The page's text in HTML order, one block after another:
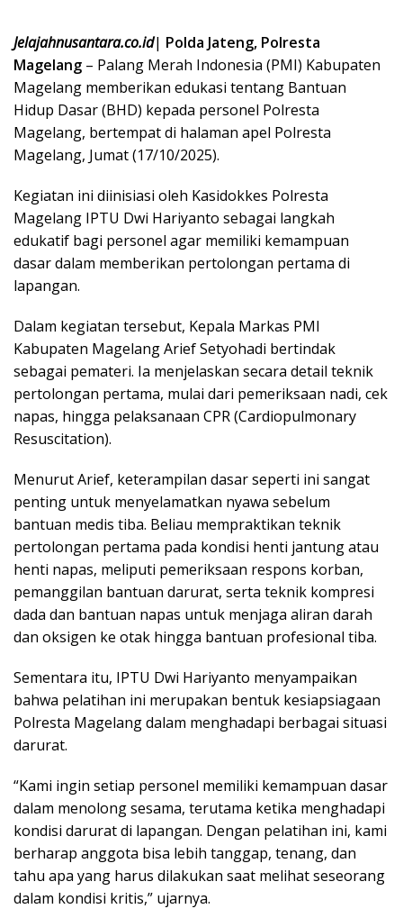
Jelajahnusantara.co.id| Polda Jateng, Polresta
Magelang – Palang Merah Indonesia (PMI) Kabupaten
Magelang memberikan edukasi tentang Bantuan
Hidup Dasar (BHD) kepada personel Polresta
Magelang, bertempat di halaman apel Polresta
Magelang, Jumat (17/10/2025).
Kegiatan ini diinisiasi oleh Kasidokkes Polresta
Magelang IPTU Dwi Hariyanto sebagai langkah
edukatif bagi personel agar memiliki kemampuan
dasar dalam memberikan pertolongan pertama di
lapangan.
Dalam kegiatan tersebut, Kepala Markas PMI
Kabupaten Magelang Arief Setyohadi bertindak
sebagai pemateri. Ia menjelaskan secara detail teknik
pertolongan pertama, mulai dari pemeriksaan nadi, cek
napas, hingga pelaksanaan CPR (Cardiopulmonary
Resuscitation).
Menurut Arief, keterampilan dasar seperti ini sangat
penting untuk menyelamatkan nyawa sebelum
bantuan medis tiba. Beliau mempraktikan teknik
pertolongan pertama pada kondisi henti jantung atau
henti napas, meliputi pemeriksaan respons korban,
pemanggilan bantuan darurat, serta teknik kompresi
dada dan bantuan napas untuk menjaga aliran darah
dan oksigen ke otak hingga bantuan profesional tiba.
Sementara itu, IPTU Dwi Hariyanto menyampaikan
bahwa pelatihan ini merupakan bentuk kesiapsiagaan
Polresta Magelang dalam menghadapi berbagai situasi
darurat.
“Kami ingin setiap personel memiliki kemampuan dasar
dalam menolong sesama, terutama ketika menghadapi
kondisi darurat di lapangan. Dengan pelatihan ini, kami
berharap anggota bisa lebih tanggap, tenang, dan
tahu apa yang harus dilakukan saat melihat seseorang
dalam kondisi kritis,” ujarnya.